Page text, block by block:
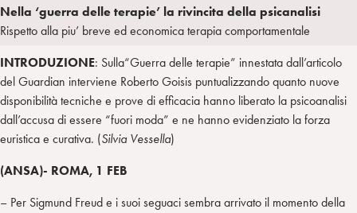
L
p
a
e
d
n
i
t
e
r
g
r
m
Nella ‘guerra delle terapie’ la rivincita della psicanalisi
Rispetto alla piu’ breve ed economica terapia comportamentale
INTRODUZIONE: Sulla“Guerra delle terapie” innestata dall’articolo
del Guardian interviene Roberto Goisis puntualizzando quanto nuove
disponibilità tecniche e prove di efficacia hanno liberato la psicoanalisi
dall’accusa di essere “fuori moda” e ne hanno evidenziato la forza
euristica e curativa. (Silvia Vessella)
(ANSA)- ROMA, 1 FEB
– Per Sigmund Freud e i suoi seguaci sembra arrivato il momento della